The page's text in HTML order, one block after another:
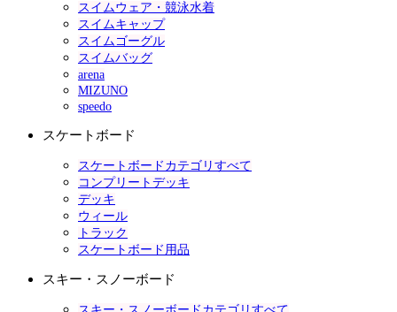
スイムウェア・競泳水着
スイムキャップ
スイムゴーグル
スイムバッグ
arena
MIZUNO
speedo
スケートボード
スケートボードカテゴリすべて
コンプリートデッキ
デッキ
ウィール
トラック
スケートボード用品
スキー・スノーボード